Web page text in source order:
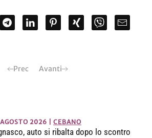
Prec Avanti
2026 CEBANO
auto si ribalta dopo lo scontro